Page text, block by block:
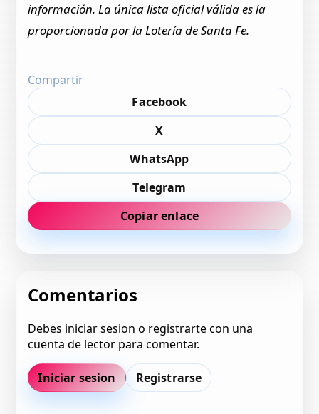
información. La única lista oficial válida es la
proporcionada por la Lotería de Santa Fe.
Compartir
Facebook
X
WhatsApp
Telegram
Copiar enlace
Comentarios
Debes iniciar sesion o registrarte con una
cuenta de lector para comentar.
Iniciar sesion Registrarse